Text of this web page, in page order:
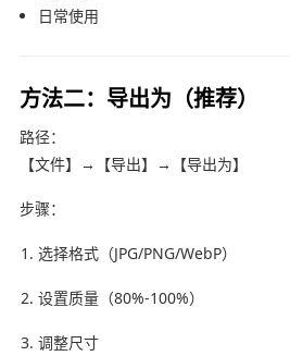
日常使用
方法二：导出为（推荐）
路径：
【文件】→【导出】→【导出为】
步骤：
选择格式（JPG/PNG/WebP）
设置质量（80%-100%）
调整尺寸